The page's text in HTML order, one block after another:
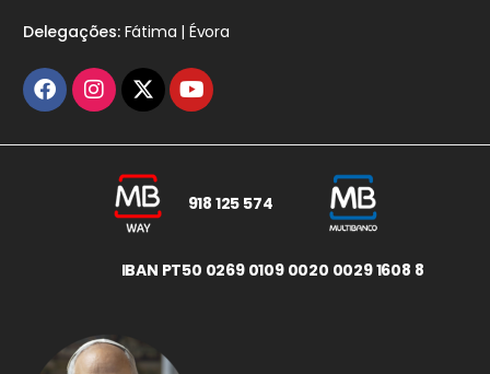
Delegações:Fátima | Évora
918 125 574
IBAN PT50 0269 0109 0020 0029 1608 8